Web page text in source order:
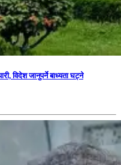
विदेश जानुपर्ने बाध्यता घट्ने